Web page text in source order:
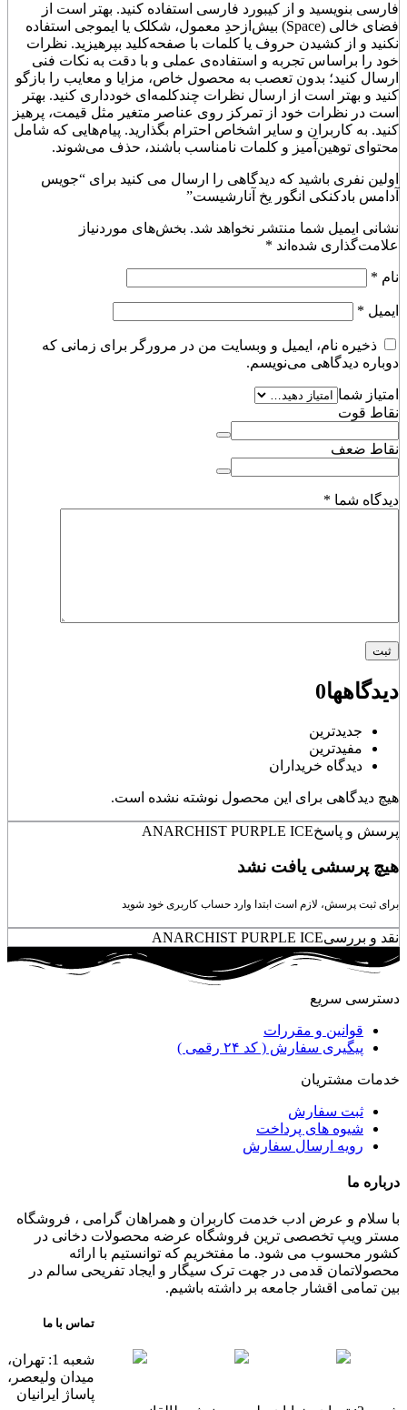
فارسی بنویسید و از کیبورد فارسی استفاده کنید. بهتر است از
فضای خالی (Space) بیش‌از‌حدِ معمول، شکلک یا ایموجی استفاده
نکنید و از کشیدن حروف یا کلمات با صفحه‌کلید بپرهیزید. نظرات
خود را براساس تجربه و استفاده‌ی عملی و با دقت به نکات فنی
ارسال کنید؛ بدون تعصب به محصول خاص، مزایا و معایب را بازگو
کنید و بهتر است از ارسال نظرات چندکلمه‌‌ای خودداری کنید. بهتر
است در نظرات خود از تمرکز روی عناصر متغیر مثل قیمت، پرهیز
کنید. به کاربران و سایر اشخاص احترام بگذارید. پیام‌هایی که شامل
محتوای توهین‌آمیز و کلمات نامناسب باشند، حذف می‌شوند.
اولین نفری باشید که دیدگاهی را ارسال می کنید برای “جویس
آدامس بادکنکی انگور یخ آنارشیست”
نشانی ایمیل شما منتشر نخواهد شد. بخش‌های موردنیاز
علامت‌گذاری شده‌اند *
نام *
ایمیل *
ذخیره نام، ایمیل و وبسایت من در مرورگر برای زمانی که
دوباره دیدگاهی می‌نویسم.
امتیاز شما
نقاط قوت
نقاط ضعف
دیدگاه شما *
دیدگاهها0
جدیدترین
مفیدترین
دیدگاه خریداران
هیچ دیدگاهی برای این محصول نوشته نشده است.
پرسش و پاسخANARCHIST PURPLE ICE
هیچ پرسشی یافت نشد
برای ثبت پرسش، لازم است ابتدا وارد حساب کاربری خود شوید
نقد و بررسیANARCHIST PURPLE ICE
دسترسی سریع
قوانین و مقررات
پیگیری سفارش ( کد ۲۴ رقمی )
خدمات مشتریان
ثبت سفارش
شیوه های پرداخت
رویه ارسال سفارش
درباره ما
با سلام و عرض ادب خدمت کاربران و همراهان گرامی ، فروشگاه
مستر ویپ تخصصی ترین فروشگاه عرضه محصولات دخانی در
کشور محسوب می شود. ما مفتخریم که توانستیم با ارائه
محصولاتمان قدمی در جهت ترک سیگار و ایجاد تفریحی سالم در
بین تمامی اقشار جامعه بر داشته باشیم.
تماس با ما
شعبه 1: تهران،
میدان ولیعصر،
پاساژ ایرانیان